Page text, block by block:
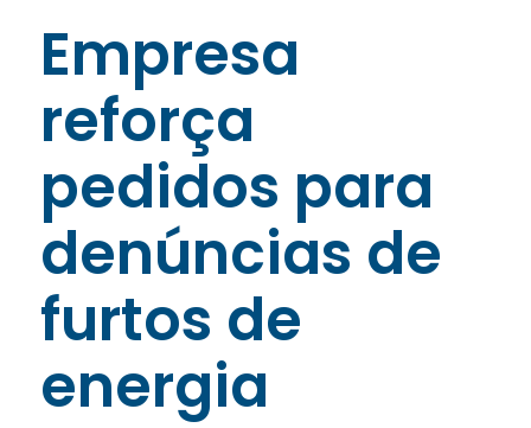
Empresa
reforça
pedidos para
denúncias de
furtos de
energia